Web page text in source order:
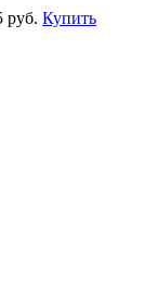
руб. Купить